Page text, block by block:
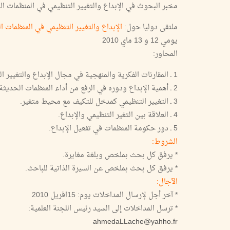
مخبر البحوث في الإبداع والتغيير التنظيمي في المنظمات
ملتقى دوليا حول: الإبداع والتغيير التنظيمي في المنظمات
يومي 12 و 13 ماي 2010
المحاور:
1 ـ المقارنات الفكرية والمنهجية في مجال الإبداع والتغيير التنظيمي.
2 ـ أهمية الإبداع ودوره في الرفع من أداء المنظمات الحديثة.
3 ـ التغيير التنظيمي كمدخل للتكيف مع محيط متغير.
4 ـ العلاقة بين التغير التنظيمي والإبداع.
5 ـ دور حكومة المنظمات في تفعيل الإبداع.
الشروط:
* يرفق كل بحث بملخص وبلغة مغايرة.
* يرفق كل بحث بملخص عن السيرة الذاتية للباحث.
الآجال:
* آخر أجل لإرسال المداخلات يوم: 15افريل 2010
* ترسل المداخلات إلى السيد رئيس اللجنة العلمية:
ahmedaLLache@yahho.fr